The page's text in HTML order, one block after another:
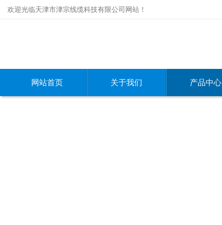
欢迎光临天津市津宗线缆科技有限公司网站！
网站首页 关于我们 产品中心